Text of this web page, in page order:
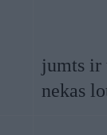
jumts ir
nekas